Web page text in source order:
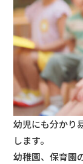
幼児にも分かり
します。
幼稚園、保育園